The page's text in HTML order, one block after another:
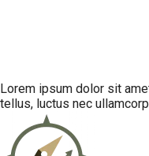
Lorem ipsum dolor sit
tellus, luctus nec